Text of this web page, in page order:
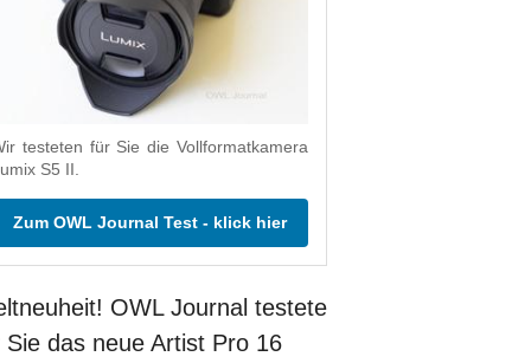
testeten für Sie die Vollformatkamera
S5 II.
Zum OWL Journal Test - klick hier
OWL Journal testete
Sie das neue Artist Pro 16